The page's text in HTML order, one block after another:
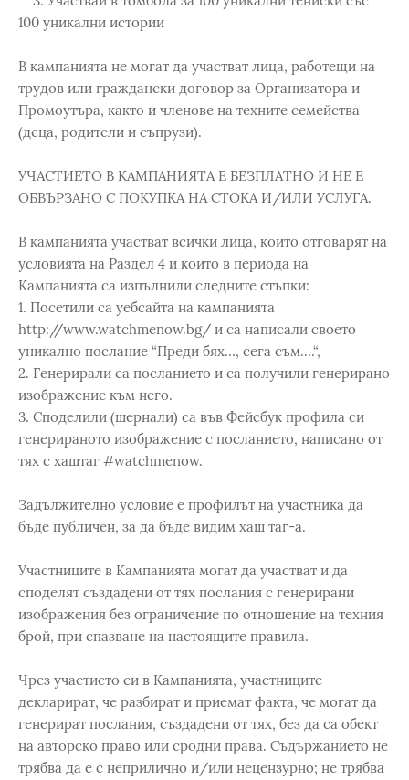
100 уникални истории
В кампанията не могат да участват лица, работещи на
трудов или граждански договор за Организатора и
Промоутъра, както и членове на техните семейства
(деца, родители и съпрузи).
УЧАСТИЕТО В КАМПАНИЯТА Е БЕЗПЛАТНО И НЕ Е
ОБВЪРЗАНО С ПОКУПКА НА СТОКА И/ИЛИ УСЛУГА.
В кампанията участват всички лица, които отговарят на
условията на Раздел 4 и които в периода на
Кампанията са изпълнили следните стъпки:
1. Посетили са уебсайта на кампанията
http://www.watchmenow.bg/ и са написали своето
уникално послание “Преди бях…, сега съм….“,
2. Генерирали са посланието и са получили генерирано
изображение към него.
3. Споделили (шернали) са във Фейсбук профила си
генерираното изображение с посланието, написано от
тях с хаштаг #watchmenow.
Задължително условие е профилът на участника да
бъде публичен, за да бъде видим хаш таг-а.
Участниците в Кампанията могат да участват и да
споделят създадени от тях послания с генерирани
изображения без ограничение по отношение на техния
брой, при спазване на настоящите правила.
Чрез участието си в Кампанията, участниците
декларират, че разбират и приемат факта, че могат да
генерират послания, създадени от тях, без да са обект
на авторско право или сродни права. Съдържанието не
трябва да е с неприлично и/или нецензурно; не трябва